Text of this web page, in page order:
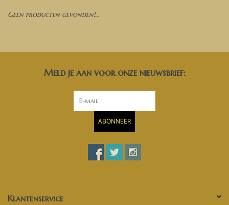
Plantenbakken
Hockers & Terrastafels
Blog
Geen producten gevonden!...
Meld je aan voor onze nieuwsbrief:
ABONNEER
Klantenservice